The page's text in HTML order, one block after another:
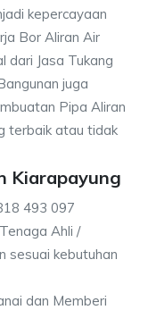
kepercayaan
Bor Aliran Air
dari Jasa Tukang
juga
Pipa Aliran
terbaik atau tidak
Kiarapayung
493 097
Ahli /
sesuai kebutuhan
dan Memberi